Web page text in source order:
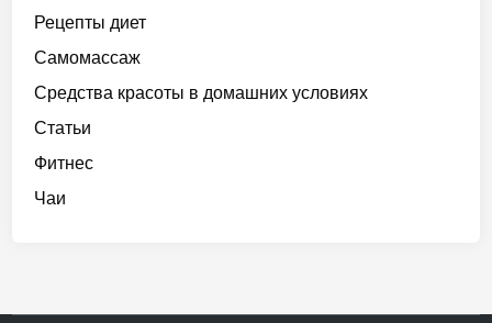
Рецепты диет
Самомассаж
Средства красоты в домашних условиях
Статьи
Фитнес
Чаи